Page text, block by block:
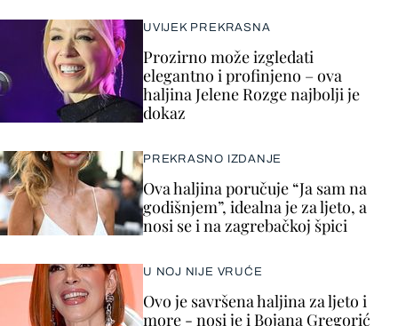
UVIJEK PREKRASNA
Prozirno može izgledati
elegantno i profinjeno – ova
haljina Jelene Rozge najbolji je
dokaz
PREKRASNO IZDANJE
Ova haljina poručuje “Ja sam na
godišnjem”, idealna je za ljeto, a
nosi se i na zagrebačkoj špici
U NOJ NIJE VRUĆE
Ovo je savršena haljina za ljeto i
more - nosi je i Bojana Gregorić